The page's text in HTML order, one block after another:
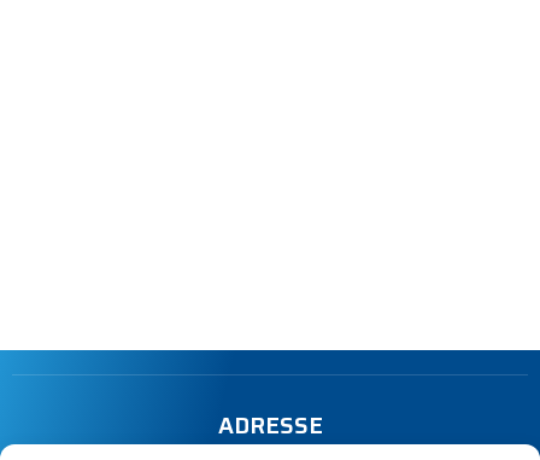
ADRESSE